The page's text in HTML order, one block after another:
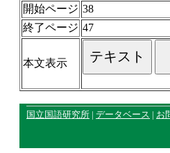
開始ページ 38
終了ページ 47
本文表示
国立国語研究所 | データベース | お